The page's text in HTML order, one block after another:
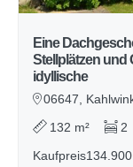
Eine
Stellplätzen und
idyllische
06647,
132 m² 2
Kaufpreis